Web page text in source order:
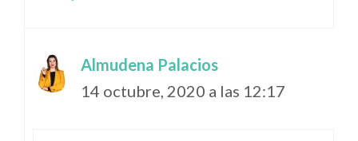
Almudena Palacios
14 octubre, 2020 a las 12:17